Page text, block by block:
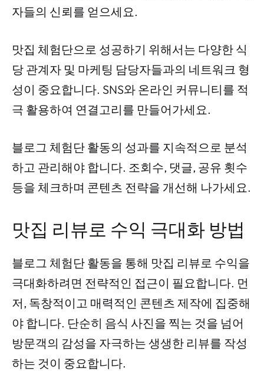
자들의 신뢰를 얻으세요.
맛집 체험단으로 성공하기 위해서는 다양한 식
당 관계자 및 마케팅 담당자들과의 네트워크 형
성이 중요합니다. SNS와 온라인 커뮤니티를 적
극 활용하여 연결고리를 만들어가세요.
블로그 체험단 활동의 성과를 지속적으로 분석
하고 관리해야 합니다. 조회수, 댓글, 공유 횟수
등을 체크하며 콘텐츠 전략을 개선해 나가세요.
맛집 리뷰로 수익 극대화 방법
블로그 체험단 활동을 통해 맛집 리뷰로 수익을
극대화하려면 전략적인 접근이 필요합니다. 먼
저, 독창적이고 매력적인 콘텐츠 제작에 집중해
야 합니다. 단순히 음식 사진을 찍는 것을 넘어
방문객의 감성을 자극하는 생생한 리뷰를 작성
하는 것이 중요합니다.